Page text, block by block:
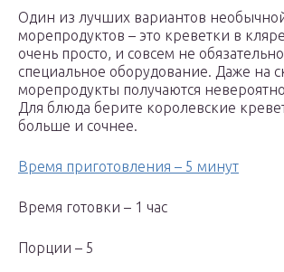
Один из лучших вариантов
морепродуктов – это креветки в
очень просто, и совсем не
специальное оборудование. Даже на
морепродукты получаются
Для блюда берите королевские
больше и сочнее.
Время приготовления – 5 минут
Время готовки – 1 час
Порции – 5